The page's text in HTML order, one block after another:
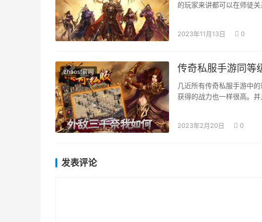
的玩家来讲都可以在师徒
2023年11月13日 0
zhaosf官网 传奇私服手游同等
几近所有传奇私服手游中
获得的战力也一样很高。
2023年2月20日 0
发表评论